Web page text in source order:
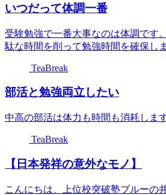
いつだって体調一番
受験勉強で一番大事なのは体調です
駄な時間を削って勉強時間を確保し
TeaBreak
部活と勉強両立したい
中高の部活は体力も時間も消耗しま
TeaBreak
【日本発祥の意外なモノ】
こんにちは、上位校突破塾ブルーの